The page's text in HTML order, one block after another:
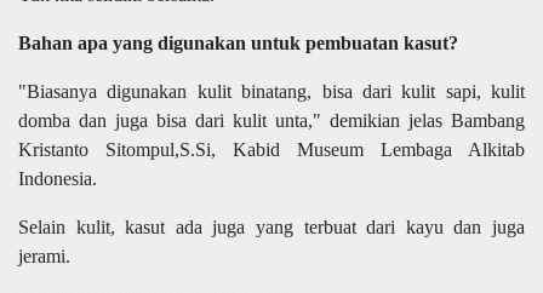
Bahan apa yang digunakan untuk pembuatan kasut?
"Biasanya digunakan kulit binatang, bisa dari kulit sapi, kulit
domba dan juga bisa dari kulit unta," demikian jelas Bambang
Kristanto Sitompul,S.Si, Kabid Museum Lembaga Alkitab
Indonesia.
Selain kulit, kasut ada juga yang terbuat dari kayu dan juga
jerami.